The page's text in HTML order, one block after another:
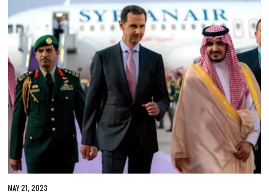
MAY 21, 2023